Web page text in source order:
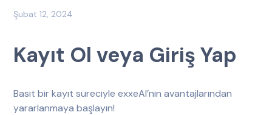
Şubat 12, 2024
Kayıt Ol veya Giriş Yap
Basit bir kayıt süreciyle exxeAI’nin avantajlarından
yararlanmaya başlayın!